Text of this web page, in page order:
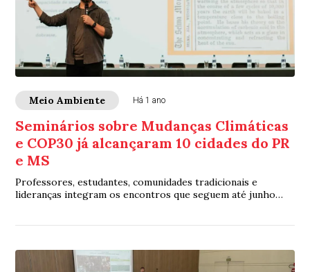
Meio Ambiente Há 1 ano
Seminários sobre Mudanças Climáticas
e COP30 já alcançaram 10 cidades do PR
e MS
Professores, estudantes, comunidades tradicionais e
lideranças integram os encontros que seguem até junho